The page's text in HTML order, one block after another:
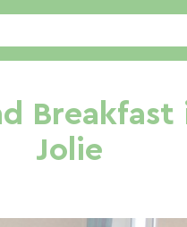
Breakfast
Jolie